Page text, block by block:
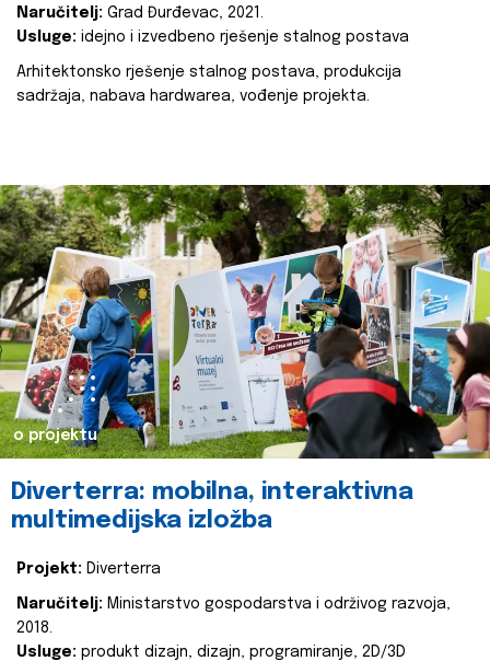
Naručitelj: Grad Đurđevac, 2021.
Usluge: idejno i izvedbeno rješenje stalnog postava
Arhitektonsko rješenje stalnog postava, produkcija
sadržaja, nabava hardwarea, vođenje projekta.
o projektu
Diverterra: mobilna, interaktivna
multimedijska izložba
Projekt: Diverterra
Naručitelj: Ministarstvo gospodarstva i održivog razvoja,
2018.
Usluge: produkt dizajn, dizajn, programiranje, 2D/3D